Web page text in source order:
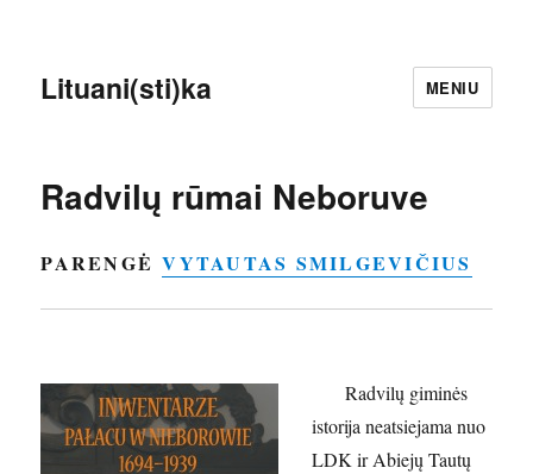
Lituani(sti)ka MENIU
Radvilų rūmai Neboruve
PARENGĖ VYTAUTAS SMILGEVIČIUS
Radvilų giminės
istorija neatsiejama nuo
LDK ir Abiejų Tautų